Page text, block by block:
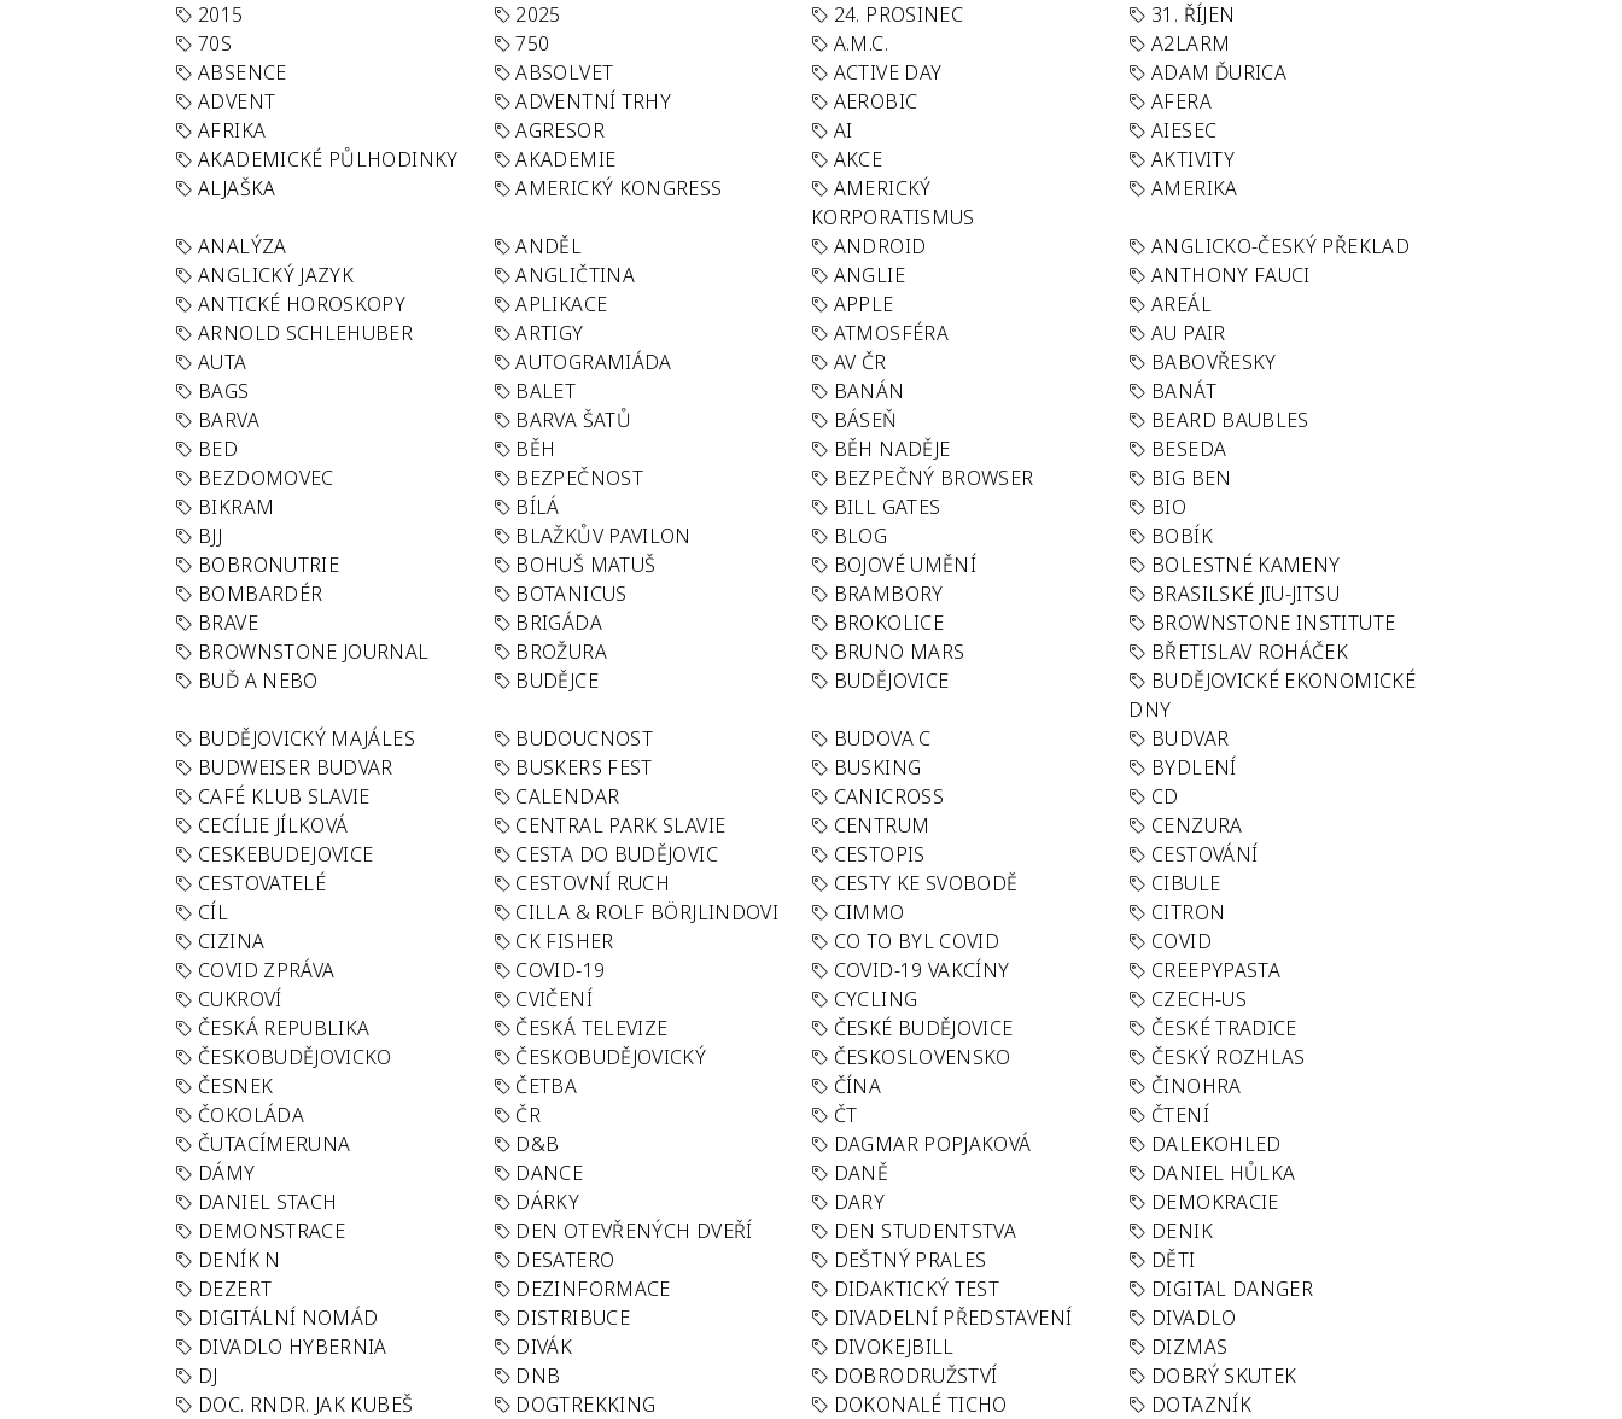
2015
2025 24. PROSINEC
31. ŘÍJEN
70S
750 A.M.C.
A2LARM
ABSENCE
ABSOLVET ACTIVE DAY
ADAM ĎURICA
ADVENT
ADVENTNÍ TRHY AEROBIC
AFERA
AFRIKA
AGRESOR AI
AIESEC
AKADEMICKÉ PŮLHODINKY
AKADEMIE AKCE
AKTIVITY
ALJAŠKA
AMERICKÝ KONGRESS
AMERICKÝ
KORPORATISMUS
AMERIKA
ANALÝZA ANDĚL ANDROID
ANGLICKO-ČESKÝ PŘEKLAD
ANGLICKÝ JAZYK
ANGLIČTINA ANGLIE
ANTHONY FAUCI
ANTICKÉ HOROSKOPY
APLIKACE APPLE
AREÁL
ARNOLD SCHLEHUBER
ARTIGY ATMOSFÉRA
AU PAIR
AUTA
AUTOGRAMIÁDA AV ČR
BABOVŘESKY
BAGS
BALET BANÁN
BANÁT
BARVA
BARVA ŠATŮ BÁSEŇ
BEARD BAUBLES
BED
BĚH BĚH NADĚJE
BESEDA
BEZDOMOVEC
BEZPEČNOST BEZPEČNÝ BROWSER
BIG BEN
BIKRAM
BÍLÁ BILL GATES
BIO
BJJ
BLAŽKŮV PAVILON BLOG
BOBÍK
BOBRONUTRIE
BOHUŠ MATUŠ BOJOVÉ UMĚNÍ
BOLESTNÉ KAMENY
BOMBARDÉR
BOTANICUS BRAMBORY
BRASILSKÉ JIU-JITSU
BRAVE
BRIGÁDA BROKOLICE
BROWNSTONE INSTITUTE
BROWNSTONE JOURNAL
BROŽURA BRUNO MARS
BŘETISLAV ROHÁČEK
BUĎ A NEBO
BUDĚJCE BUDĚJOVICE
BUDĚJOVICKÉ EKONOMICKÉ
DNY
BUDĚJOVICKÝ MAJÁLES
BUDOUCNOST BUDOVA C
BUDVAR
BUDWEISER BUDVAR
BUSKERS FEST BUSKING
BYDLENÍ
CAFÉ KLUB SLAVIE
CALENDAR CANICROSS
CD
CECÍLIE JÍLKOVÁ
CENTRAL PARK SLAVIE CENTRUM
CENZURA
CESKEBUDEJOVICE
CESTA DO BUDĚJOVIC CESTOPIS
CESTOVÁNÍ
CESTOVATELÉ
CESTOVNÍ RUCH CESTY KE SVOBODĚ
CIBULE
CÍL
CILLA & ROLF BÖRJLINDOVI CIMMO
CITRON
CIZINA
CK FISHER CO TO BYL COVID
COVID
COVID ZPRÁVA
COVID-19 COVID-19 VAKCÍNY
CREEPYPASTA
CUKROVÍ
CVIČENÍ CYCLING
CZECH-US
ČESKÁ REPUBLIKA
ČESKÁ TELEVIZE ČESKÉ BUDĚJOVICE
ČESKÉ TRADICE
ČESKOBUDĚJOVICKO
ČESKOBUDĚJOVICKÝ ČESKOSLOVENSKO
ČESKÝ ROZHLAS
ČESNEK
ČETBA ČÍNA
ČINOHRA
ČOKOLÁDA
ČR ČT
ČTENÍ
ČUTACÍMERUNA
D&B DAGMAR POPJAKOVÁ
DALEKOHLED
DÁMY
DANCE DANĚ
DANIEL HŮLKA
DANIEL STACH
DÁRKY DARY
DEMOKRACIE
DEMONSTRACE
DEN OTEVŘENÝCH DVEŘÍ DEN STUDENTSTVA
DENIK
DENÍK N
DESATERO DEŠTNÝ PRALES
DĚTI
DEZERT
DEZINFORMACE DIDAKTICKÝ TEST
DIGITAL DANGER
DIGITÁLNÍ NOMÁD
DISTRIBUCE DIVADELNÍ PŘEDSTAVENÍ
DIVADLO
DIVADLO HYBERNIA
DIVÁK DIVOKEJBILL
DIZMAS
DJ
DNB DOBRODRUŽSTVÍ
DOBRÝ SKUTEK
DOC. RNDR. JAK KUBEŠ
DOGTREKKING DOKONALÉ TICHO
DOTAZNÍK